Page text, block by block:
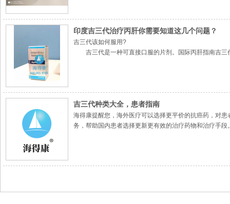
印度吉三代治疗丙肝你需要知道这几个问题？
吉三代该如何服用?
吉三代是一种可直接口服的片剂。国际丙肝指南吉三
吉三代种类大全，患者指南
海得康提醒您，海外医疗可以选择更平价的抗癌药，对
务，帮助国内患者选择更新更有效的治疗药物和治疗手段